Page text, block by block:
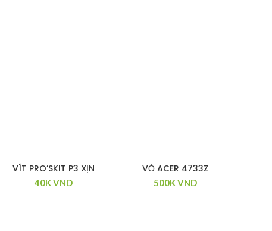
VÍT PRO’SKIT P3 XỊN
40KVND
VỎ ACER 4733Z
500KVND